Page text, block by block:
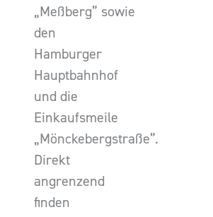
„Meßberg” sowie
den
Hamburger
Hauptbahnhof
und die
Einkaufsmeile
„Mönckebergstraße”.
Direkt
angrenzend
finden